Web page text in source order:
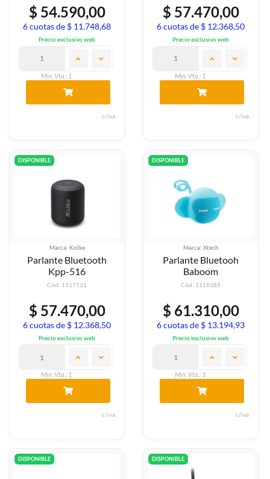
$ 54.590,00
6 cuotas de $ 11.748,68
Precio exclusivo web
Min. Vta.: 1
c/iva
$ 57.470,00
6 cuotas de $ 12.368,50
Precio exclusivo web
Min. Vta.: 1
c/iva
DISPONIBLE
Marca: Kolke
Parlante Bluetooth
Kpp-516
Cód: 1117131
$ 57.470,00
6 cuotas de $ 12.368,50
Precio exclusivo web
Min. Vta.: 1
c/iva
DISPONIBLE
Marca: Xtech
Parlante Bluetooh
Baboom
Cód: 1118389
$ 61.310,00
6 cuotas de $ 13.194,93
Precio exclusivo web
Min. Vta.: 1
c/iva
DISPONIBLE DISPONIBLE